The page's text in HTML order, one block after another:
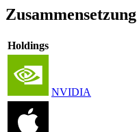
Zusammensetzung
Holdings
NVIDIA